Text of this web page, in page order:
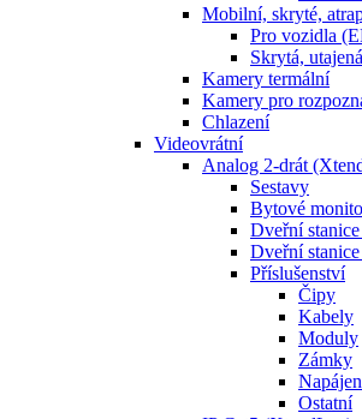
Mobilní, skryté,
Pro vozidla
Skrytá, utajená
Kamery termální
Kamery pro
Chlazení
Videovrátní
Analog 2-drát
Sestavy
Bytové
Dveřní
Dveřní
Příslušenství
Čipy
Kabely
Moduly
Zámky
Ostatní